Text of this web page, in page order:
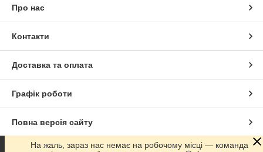
Про нас
Контакти
Доставка та оплата
Графік роботи
Повна версія сайту
На жаль, зараз нас немає на робочому місці — команда